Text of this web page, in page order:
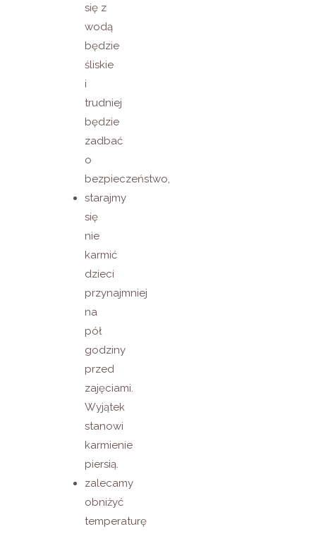
się z
wodą
będzie
śliskie
i
trudniej
będzie
zadbać
o
bezpieczeństwo,
starajmy
się
nie
karmić
dzieci
przynajmniej
na
pół
godziny
przed
zajęciami.
Wyjątek
stanowi
karmienie
piersią.
zalecamy
obniżyć
temperaturę